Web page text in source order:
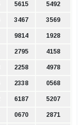
5615 5492
3467 3569
9814 1928
2795 4158
2258 4978
2338 0568
6187 5207
0670 2871